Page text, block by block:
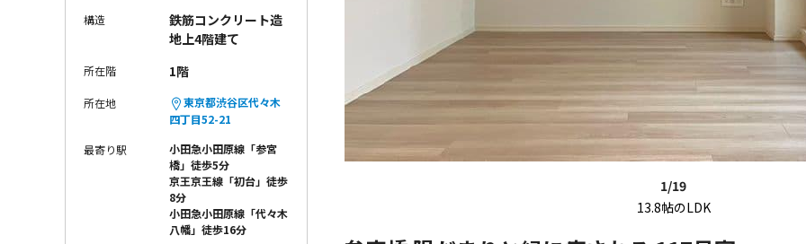
1/19
13.8帖のLDK
構造
鉄筋コンクリート造
地上4階建て
所在階 1階
所在地
東京都渋谷区代々木
四丁目52-21
最寄り駅
小田急小田原線「参宮
橋」徒歩5分
京王京王線「初台」徒歩
8分
小田急小田原線「代々木
八幡」徒歩16分